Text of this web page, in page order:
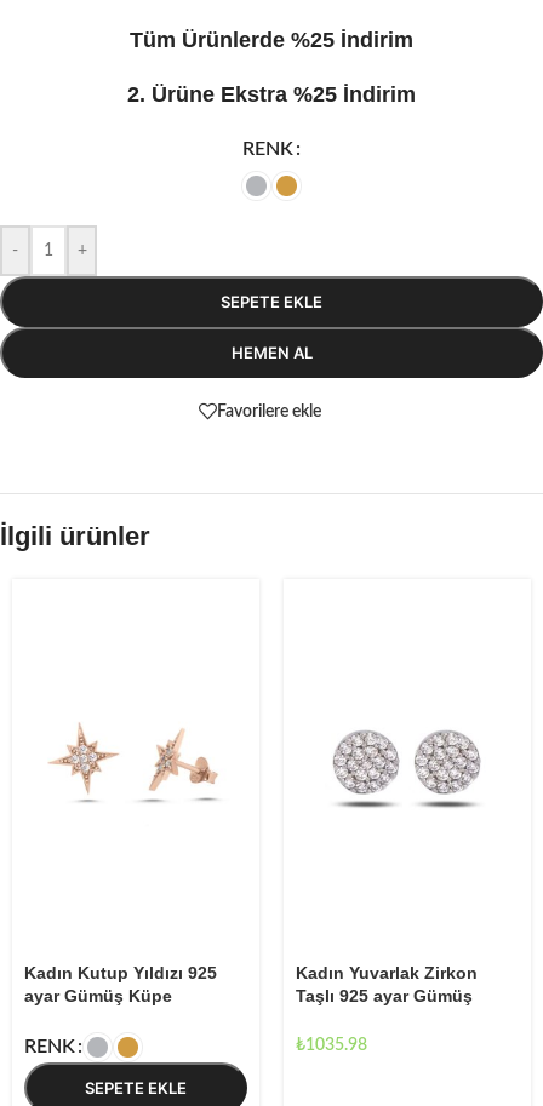
Tüm Ürünlerde %25 İndirim
2. Ürüne Ekstra %25 İndirim
RENK
- +
SEPETE EKLE
HEMEN AL
Favorilere ekle
İlgili ürünler
Kadın Kutup Yıldızı 925
ayar Gümüş Küpe
RENK
SEPETE EKLE
Kadın Yuvarlak Zirkon
Taşlı 925 ayar Gümüş
₺1035.98